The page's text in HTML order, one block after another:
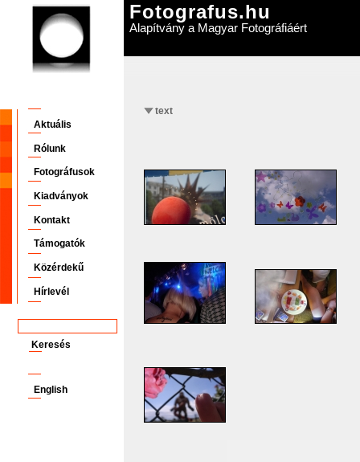
Fotografus.hu
Alapítvány a Magyar Fotográfiáért
Aktuális
Rólunk
Fotográfusok
Kiadványok
Kontakt
Támogatók
Közérdekű
Hírlevél
English
text